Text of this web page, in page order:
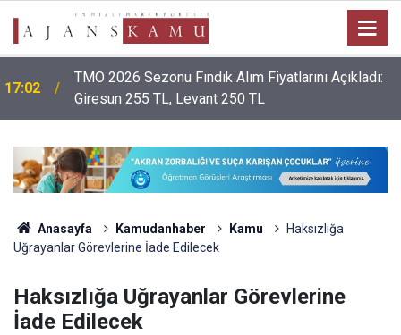
17:02
TMO 2026 Sezonu Fındık Alım Fiyatlarını Açıkladı:
Giresun 255 TL, Levant 250 TL
Anasayfa Kamudanhaber Kamu
Haksızlığa
Uğrayanlar Görevlerine İade Edilecek
Haksızlığa Uğrayanlar Görevlerine
İade Edilecek